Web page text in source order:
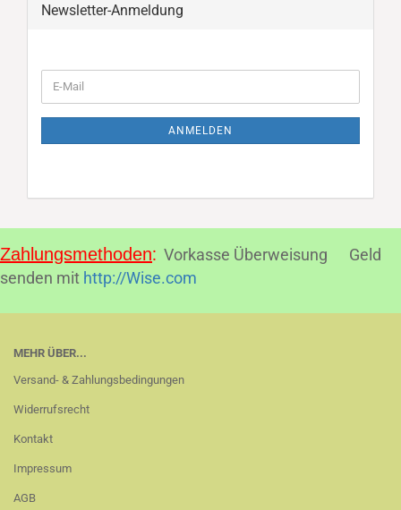
Newsletter-Anmeldung
ZUR
E-
Mail
ANMELDEN
Zahlungsmethoden: Vorkasse Überweisung Geld
senden mit http://Wise.com
MEHR ÜBER...
Versand- & Zahlungsbedingungen
Widerrufsrecht
Kontakt
Impressum
AGB